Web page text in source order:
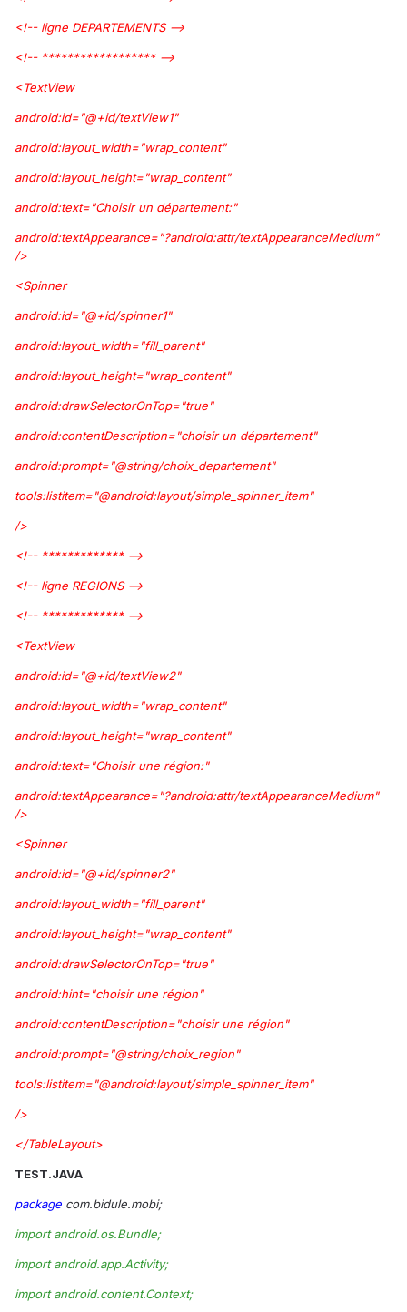
<!-- ligne DEPARTEMENTS -->
<!-- ****************** -->
<TextView
android:id="@+id/textView1"
android:layout_width="wrap_content"
android:layout_height="wrap_content"
android:text="Choisir un département:"
android:textAppearance="?android:attr/textAppearanceMedium"
/>
<Spinner
android:id="@+id/spinner1"
android:layout_width="fill_parent"
android:layout_height="wrap_content"
android:drawSelectorOnTop="true"
android:contentDescription="choisir un département"
android:prompt="@string/choix_departement"
tools:listitem="@android:layout/simple_spinner_item"
/>
<!-- ************* -->
<!-- ligne REGIONS -->
<!-- ************* -->
<TextView
android:id="@+id/textView2"
android:layout_width="wrap_content"
android:layout_height="wrap_content"
android:text="Choisir une région:"
android:textAppearance="?android:attr/textAppearanceMedium"
/>
<Spinner
android:id="@+id/spinner2"
android:layout_width="fill_parent"
android:layout_height="wrap_content"
android:drawSelectorOnTop="true"
android:hint="choisir une région"
android:contentDescription="choisir une région"
android:prompt="@string/choix_region"
tools:listitem="@android:layout/simple_spinner_item"
/>
</TableLayout>
TEST.JAVA
package com.bidule.mobi;
import android.os.Bundle;
import android.app.Activity;
import android.content.Context;